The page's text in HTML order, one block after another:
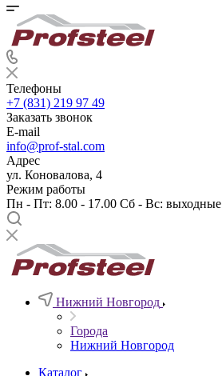
Телефоны
+7 (831) 219 97 49
Заказать звонок
E-mail
info@prof-stal.com
Адрес
ул. Коновалова, 4
Режим работы
Пн - Пт: 8.00 - 17.00 Сб - Вс: выходные
Нижний Новгород
Города
Нижний Новгород
Каталог